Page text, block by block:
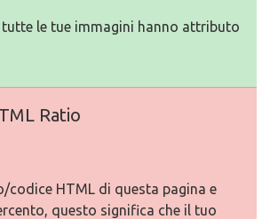
le tue immagini hanno attributo
Ratio
codice HTML di questa pagina e
questo significa che il tuo